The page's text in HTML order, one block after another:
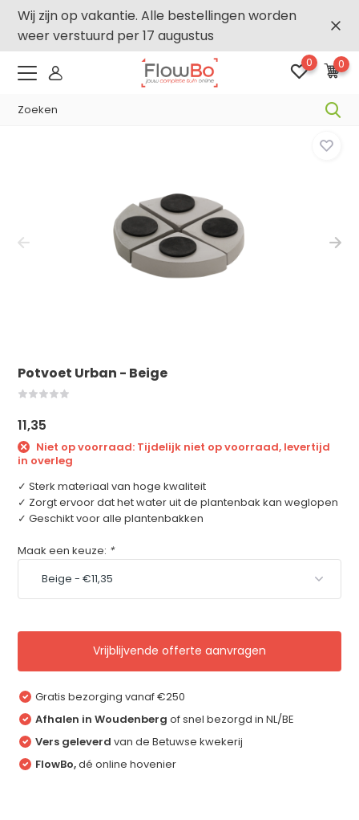
Wij zijn op vakantie. Alle bestellingen worden
weer verstuurd per 17 augustus
0 0
Potvoet Urban - Beige
11,35
Niet op voorraad: Tijdelijk niet op voorraad, levertijd
in overleg
✓ Sterk materiaal van hoge kwaliteit
✓ Zorgt ervoor dat het water uit de plantenbak kan weglopen
✓ Geschikt voor alle plantenbakken
Maak een keuze: *
Vrijblijvende offerte aanvragen
Gratis bezorging vanaf €250
Afhalen in Woudenberg of snel bezorgd in NL/BE
Vers geleverd van de Betuwse kwekerij
FlowBo,dé online hovenier